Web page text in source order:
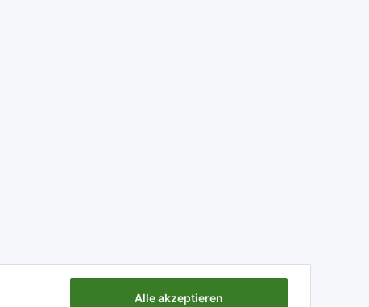
Alle akzeptieren